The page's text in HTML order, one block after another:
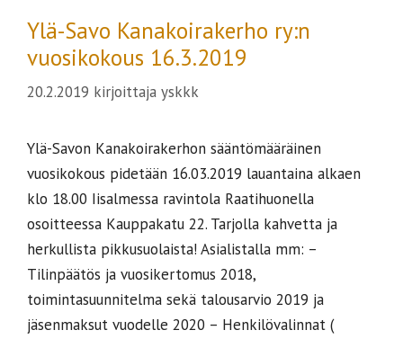
Ylä-Savo Kanakoirakerho ry:n
vuosikokous 16.3.2019
20.2.2019 kirjoittaja yskkk
Ylä-Savon Kanakoirakerhon sääntömääräinen
vuosikokous pidetään 16.03.2019 lauantaina alkaen
klo 18.00 Iisalmessa ravintola Raatihuonella
osoitteessa Kauppakatu 22. Tarjolla kahvetta ja
herkullista pikkusuolaista! Asialistalla mm: –
Tilinpäätös ja vuosikertomus 2018,
toimintasuunnitelma sekä talousarvio 2019 ja
jäsenmaksut vuodelle 2020 – Henkilövalinnat (